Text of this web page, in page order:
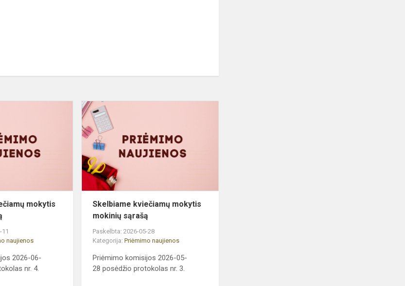
Skelbiame
kviečiamų
mokytis
mokinių
sąrašą
mokytis
naujienos
2026-06-
nr. 4.
Skelbiame kviečiamų mokytis
mokinių sąrašą
Paskelbta: 2026-05-28
Kategorija:Priėmimo naujienos
Priėmimo komisijos 2026-05-
28 posėdžio protokolas nr. 3.